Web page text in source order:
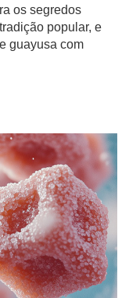
os segredos
popular, e
guayusa com